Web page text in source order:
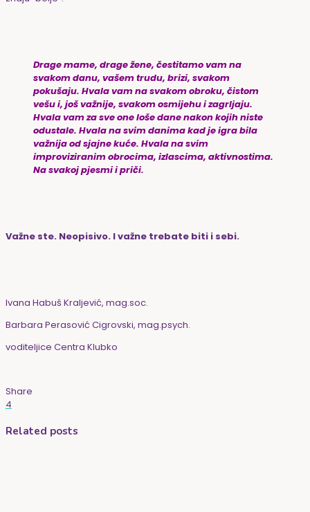
Drage mame, drage žene, čestitamo vam na
svakom danu, vašem trudu, brizi, svakom
pokušaju. Hvala vam na svakom obroku, čistom
vešu i, još važnije, svakom osmijehu i zagrljaju.
Hvala vam za sve one loše dane nakon kojih niste
odustale. Hvala na svim danima kad je igra bila
važnija od sjajne kuće. Hvala na svim
improviziranim obrocima, izlascima, aktivnostima.
Na svakoj pjesmi i priči.
Važne ste. Neopisivo. I važne trebate biti i sebi.
Ivana Habuš Kraljević, mag.soc.
Barbara Perasović Cigrovski, mag.psych.
voditeljice Centra Klubko
Share
4
Related posts